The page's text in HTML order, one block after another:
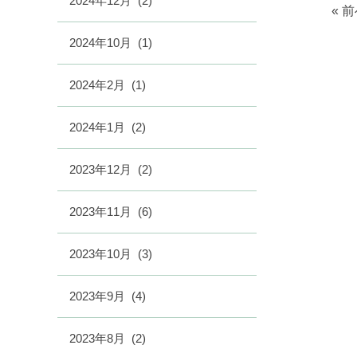
« 前
2024年10月 (1)
2024年2月 (1)
2024年1月 (2)
2023年12月 (2)
2023年11月 (6)
2023年10月 (3)
2023年9月 (4)
2023年8月 (2)